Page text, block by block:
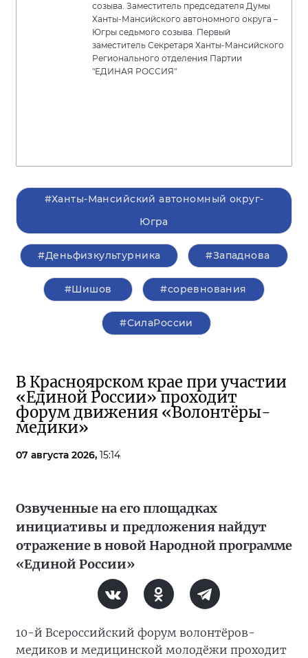
созыва. Заместитель председателя Думы
Ханты-Мансийского автономного округа –
Югры седьмого созыва. Первый
заместитель Секретаря Ханты-Мансийского
Регионального отделения Партии
"ЕДИНАЯ РОССИЯ"
#Ханты-Мансийский автономный округ-
Югра
#Деньфизкультурника #Западнова
#Шишов #соревнования
#СилаРоссии
В Красноярском крае при участии
«Единой России» проходит
форум движения «Волонтёры-
медики»
07 августа 2026, 15:14
Озвученные на его площадках
инициативы и предложения найдут
отражение в новой Народной программе
«Единой России»
10-й Всероссийский форум волонтёров-
медиков и медицинской молодёжи проходит